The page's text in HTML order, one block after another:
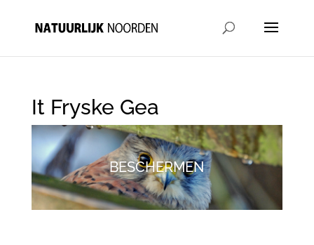
It Fryske Gea
BESCHERMEN